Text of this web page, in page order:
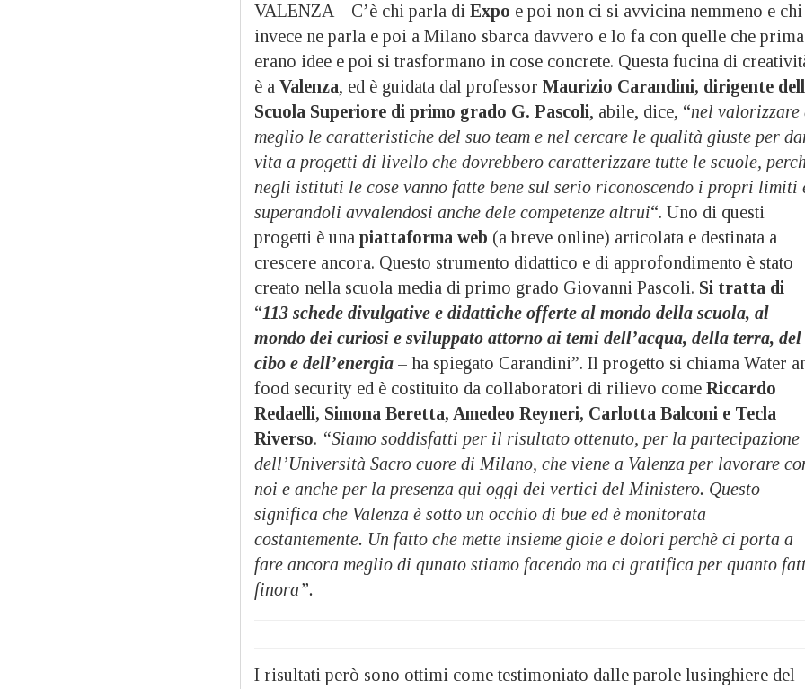
VALENZA – C’è chi parla di Expo e poi non ci si avvicina nemmeno e chi
invece ne parla e poi a Milano sbarca davvero e lo fa con quelle che prima
erano idee e poi si trasformano in cose concrete. Questa fucina di
è a Valenza, ed è guidata dal professor Maurizio Carandini, dirigente
Scuola Superiore di primo grado G. Pascoli, abile, dice, “nel valorizzare
meglio le caratteristiche del suo team e nel cercare le qualità giuste per
vita a progetti di livello che dovrebbero caratterizzare tutte le scuole,
negli istituti le cose vanno fatte bene sul serio riconoscendo i propri limiti
superandoli avvalendosi anche dele competenze altrui“. Uno di questi
progetti è una piattaforma web (a breve online) articolata e destinata a
crescere ancora. Questo strumento didattico e di approfondimento è stato
creato nella scuola media di primo grado Giovanni Pascoli. Si tratta di
“113 schede divulgative e didattiche offerte al mondo della scuola, al
mondo dei curiosi e sviluppato attorno ai temi dell’acqua, della terra, del
cibo e dell’energia – ha spiegato Carandini”. Il progetto si chiama Water
food security ed è costituito da collaboratori di rilievo come Riccardo
Redaelli, Simona Beretta, Amedeo Reyneri, Carlotta Balconi e Tecla
Riverso. “Siamo soddisfatti per il risultato ottenuto, per la partecipazione
dell’Università Sacro cuore di Milano, che viene a Valenza per lavorare
noi e anche per la presenza qui oggi dei vertici del Ministero. Questo
significa che Valenza è sotto un occhio di bue ed è monitorata
costantemente. Un fatto che mette insieme gioie e dolori perchè ci porta a
fare ancora meglio di qunato stiamo facendo ma ci gratifica per quanto
finora”.
I risultati però sono ottimi come testimoniato dalle parole lusinghiere del